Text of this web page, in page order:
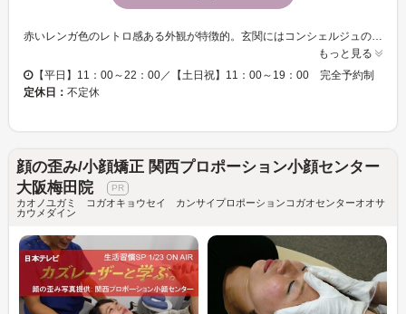
もっと見る
【平日】11：00～22：00／【土日祝】11：00～19：00 完全予約制
定休日： 不定休
顔の歪み/小顔矯正 関西プロポーション小顔センター
大阪梅田院
カオノユガミ コガオキョウセイ カンサイプロポーションコガオセンターオオサ
カウメダイン